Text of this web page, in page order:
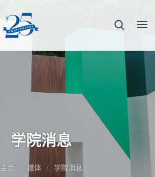
学院消息
主页 媒体 学院消息